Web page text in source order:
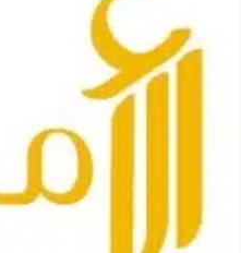
إذا كان التسنن هو الإيمان بسنة
علاقات المذاهب والأديان لا يجوز أن
لن تحمينا مذاهبنا ولا طوائفنا ولا
المذاهب ليست قدرًا لا يمكن تجاوزه
ليست المنفعة تأتي من إسلامية
المتهاون بوطنه متهاون بدينه حتماً
نسج العلاقة مع الآخر تكون من خلال